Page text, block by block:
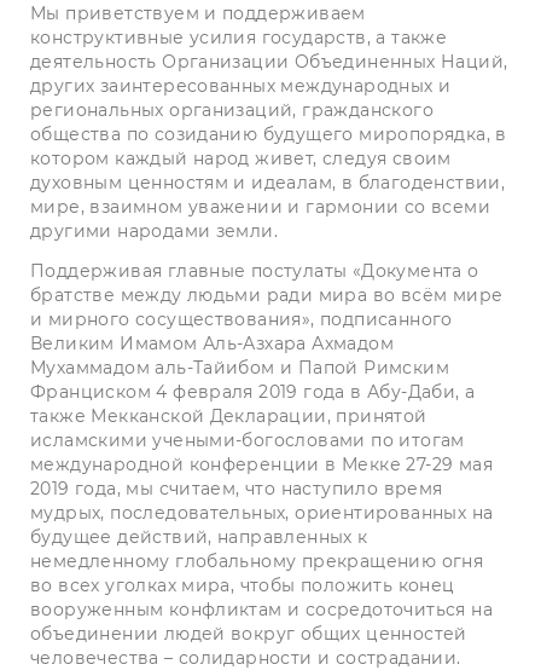
Мы приветствуем и поддерживаем
конструктивные усилия государств, а также
деятельность Организации Объединенных Наций,
других заинтересованных международных и
региональных организаций, гражданского
общества по созиданию будущего миропорядка, в
котором каждый народ живет, следуя своим
духовным ценностям и идеалам, в благоденствии,
мире, взаимном уважении и гармонии со всеми
другими народами земли.
Поддерживая главные постулаты «Документа о
братстве между людьми ради мира во всём мире
и мирного сосуществования», подписанного
Великим Имамом Аль-Азхара Ахмадом
Мухаммадом аль-Тайибом и Папой Римским
Франциском 4 февраля 2019 года в Абу-Даби, а
также Мекканской Декларации, принятой
исламскими учеными-богословами по итогам
международной конференции в Мекке 27-29 мая
2019 года, мы считаем, что наступило время
мудрых, последовательных, ориентированных на
будущее действий, направленных к
немедленному глобальному прекращению огня
во всех уголках мира, чтобы положить конец
вооруженным конфликтам и сосредоточиться на
объединении людей вокруг общих ценностей
человечества – солидарности и сострадании.